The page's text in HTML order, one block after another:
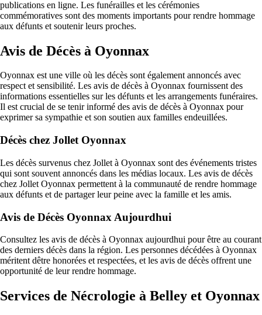
publications en ligne. Les funérailles et les cérémonies
commémoratives sont des moments importants pour rendre hommage
aux défunts et soutenir leurs proches.
Avis de Décès à Oyonnax
Oyonnax est une ville où les décès sont également annoncés avec
respect et sensibilité. Les avis de décès à Oyonnax fournissent des
informations essentielles sur les défunts et les arrangements funéraires.
Il est crucial de se tenir informé des avis de décès à Oyonnax pour
exprimer sa sympathie et son soutien aux familles endeuillées.
Décès chez Jollet Oyonnax
Les décès survenus chez Jollet à Oyonnax sont des événements tristes
qui sont souvent annoncés dans les médias locaux. Les avis de décès
chez Jollet Oyonnax permettent à la communauté de rendre hommage
aux défunts et de partager leur peine avec la famille et les amis.
Avis de Décès Oyonnax Aujourdhui
Consultez les avis de décès à Oyonnax aujourdhui pour être au courant
des derniers décès dans la région. Les personnes décédées à Oyonnax
méritent dêtre honorées et respectées, et les avis de décès offrent une
opportunité de leur rendre hommage.
Services de Nécrologie à Belley et Oyonnax